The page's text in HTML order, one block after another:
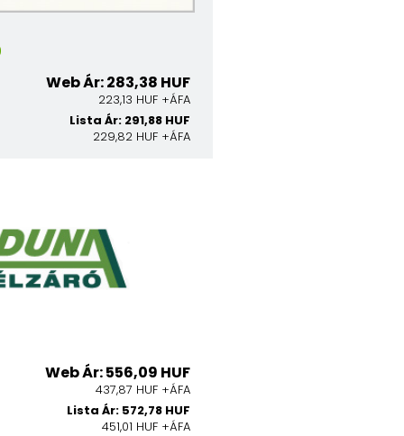
Web Ár: 283,38 HUF
223,13 HUF +ÁFA
Lista Ár: 291,88 HUF
229,82 HUF +ÁFA
Web Ár: 556,09 HUF
437,87 HUF +ÁFA
Lista Ár: 572,78 HUF
451,01 HUF +ÁFA